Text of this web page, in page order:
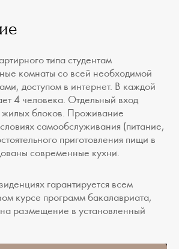
типа студентам
комнаты со всей необходимой
доступом в интернет. В каждой
4 человека. Отдельный вход
блоков. Проживание
самообслуживания (питание,
приготовления пищи в
современные кухни.
гарантируется всем
курсе программ бакалавриата,
размещение в установленный